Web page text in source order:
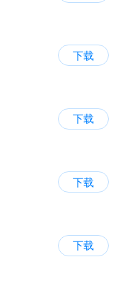
下载
下载
下载
下载